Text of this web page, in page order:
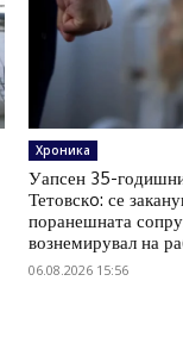
Хроника
Уапсен 35-
Тетовскo: се
поранешната
вознемирувал на
06.08.2026 15:56